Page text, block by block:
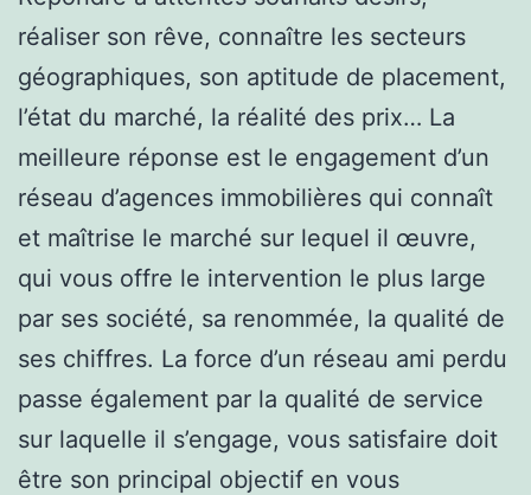
réaliser son rêve, connaître les secteurs
géographiques, son aptitude de placement,
l’état du marché, la réalité des prix… La
meilleure réponse est le engagement d’un
réseau d’agences immobilières qui connaît
et maîtrise le marché sur lequel il œuvre,
qui vous offre le intervention le plus large
par ses société, sa renommée, la qualité de
ses chiffres. La force d’un réseau ami perdu
passe également par la qualité de service
sur laquelle il s’engage, vous satisfaire doit
être son principal objectif en vous